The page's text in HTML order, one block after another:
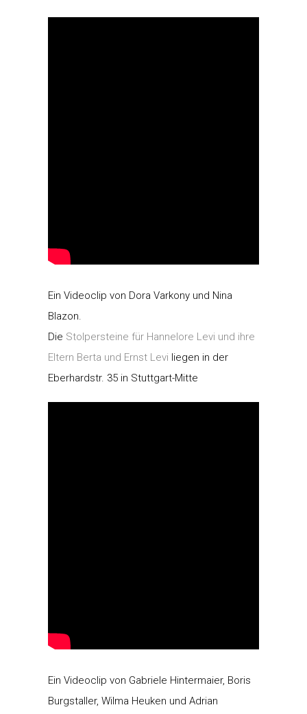
Ein Videoclip von Dora Varkony und Nina
Blazon.
Die Stolpersteine für Hannelore Levi und ihre
Eltern Berta und Ernst Levi liegen in der
Eberhardstr. 35 in Stuttgart-Mitte
Ein Videoclip von Gabriele Hintermaier, Boris
Burgstaller, Wilma Heuken und Adrian